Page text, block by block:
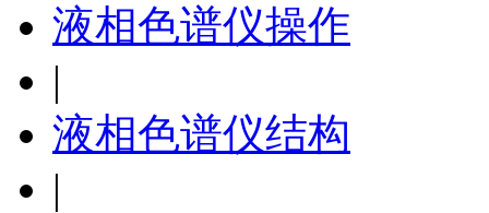
液相色谱仪操作
|
液相色谱仪结构
|